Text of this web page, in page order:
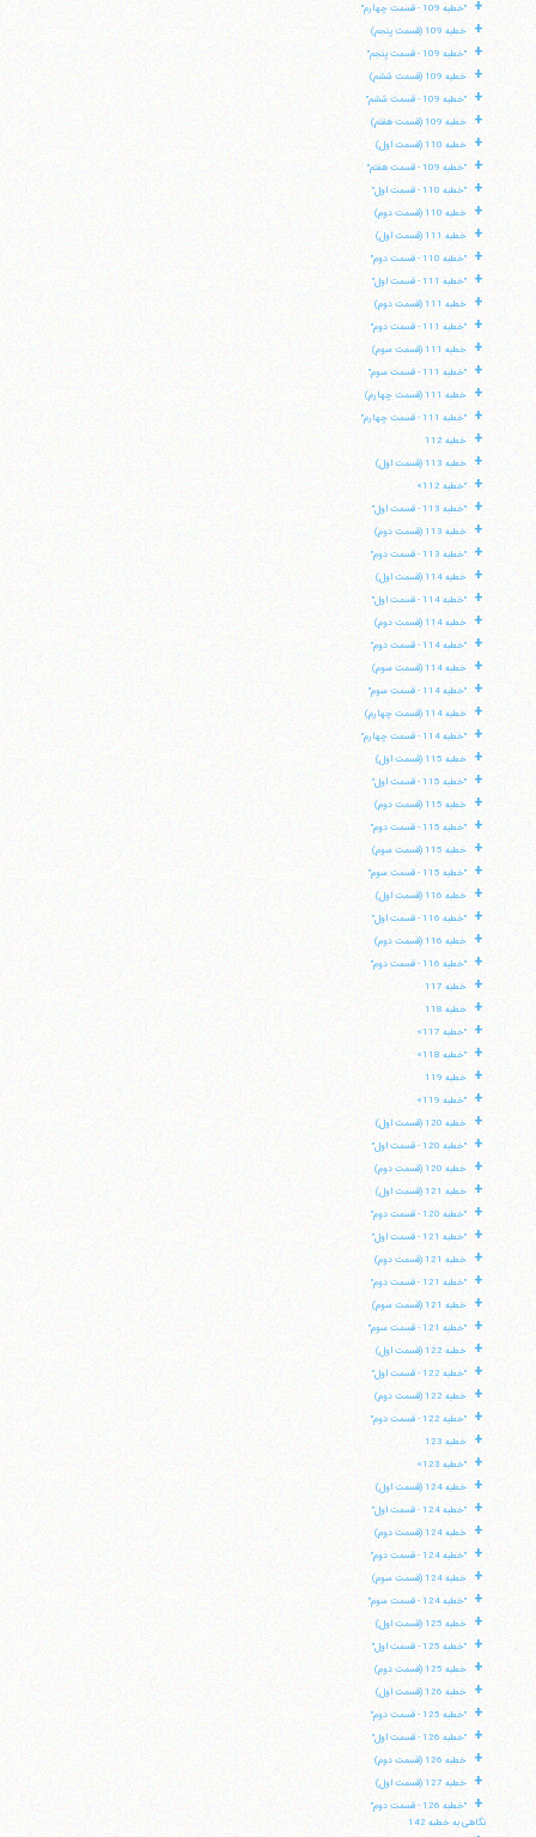
+ "خطبه 109 - قسمت چهارم"
+ خطبه 109 (قسمت پنجم)
+ "خطبه 109 - قسمت پنجم"
+ خطبه 109 (قسمت ششم)
+ "خطبه 109 - قسمت ششم"
+ خطبه 109 (قسمت هفتم)
+ خطبه 110 (قسمت اول)
+ "خطبه 109 - قسمت هفتم"
+ "خطبه 110 - قسمت اول"
+ خطبه 110 (قسمت دوم)
+ خطبه 111 (قسمت اول)
+ "خطبه 110 - قسمت دوم"
+ "خطبه 111 - قسمت اول"
+ خطبه 111 (قسمت دوم)
+ "خطبه 111 - قسمت دوم"
+ خطبه 111 (قسمت سوم)
+ "خطبه 111 - قسمت سوم"
+ خطبه 111 (قسمت چهارم)
+ "خطبه 111 - قسمت چهارم"
+ خطبه 112
+ خطبه 113 (قسمت اول)
+ "خطبه 112»
+ "خطبه 113 - قسمت اول"
+ خطبه 113 (قسمت دوم)
+ "خطبه 113 - قسمت دوم"
+ خطبه 114 (قسمت اول)
+ "خطبه 114 - قسمت اول"
+ خطبه 114 (قسمت دوم)
+ "خطبه 114 - قسمت دوم"
+ خطبه 114 (قسمت سوم)
+ "خطبه 114 - قسمت سوم"
+ خطبه 114 (قسمت چهارم)
+ "خطبه 114 - قسمت چهارم"
+ خطبه 115 (قسمت اول)
+ "خطبه 115 - قسمت اول"
+ خطبه 115 (قسمت دوم)
+ "خطبه 115 - قسمت دوم"
+ خطبه 115 (قسمت سوم)
+ "خطبه 115 - قسمت سوم"
+ خطبه 116 (قسمت اول)
+ "خطبه 116 - قسمت اول"
+ خطبه 116 (قسمت دوم)
+ "خطبه 116 - قسمت دوم"
+ خطبه 117
+ خطبه 118
+ "خطبه 117»
+ "خطبه 118»
+ خطبه 119
+ "خطبه 119»
+ خطبه 120 (قسمت اول)
+ "خطبه 120 - قسمت اول"
+ خطبه 120 (قسمت دوم)
+ خطبه 121 (قسمت اول)
+ "خطبه 120 - قسمت دوم"
+ "خطبه 121 - قسمت اول"
+ خطبه 121 (قسمت دوم)
+ "خطبه 121 - قسمت دوم"
+ خطبه 121 (قسمت سوم)
+ "خطبه 121 - قسمت سوم"
+ خطبه 122 (قسمت اول)
+ "خطبه 122 - قسمت اول"
+ خطبه 122 (قسمت دوم)
+ "خطبه 122 - قسمت دوم"
+ خطبه 123
+ "خطبه 123»
+ خطبه 124 (قسمت اول)
+ "خطبه 124 - قسمت اول"
+ خطبه 124 (قسمت دوم)
+ "خطبه 124 - قسمت دوم"
+ خطبه 124 (قسمت سوم)
+ "خطبه 124 - قسمت سوم"
+ خطبه 125 (قسمت اول)
+ "خطبه 125 - قسمت اول"
+ خطبه 125 (قسمت دوم)
+ خطبه 126 (قسمت اول)
+ "خطبه 125 - قسمت دوم"
+ "خطبه 126 - قسمت اول"
+ خطبه 126 (قسمت دوم)
+ خطبه 127 (قسمت اول)
+
"خطبه 126 - قسمت دوم"
نگاهی به خطبه 142